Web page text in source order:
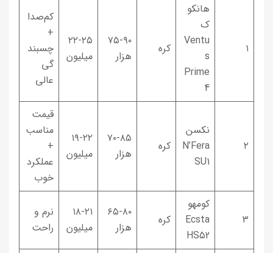
۱
هانکو
ک
Ventu
s
Prime
4
کره
۷۵-۹۰
هزار
۲۲-۲۵
میلیون
کم‌صدا
+
چسبند
گی
عالی
۲
نکسن
N’Fera
SU1
کره
۷۰-۸۵
هزار
۱۹-۲۲
میلیون
قیمت
مناسب
+
عملکرد
خوب
۳
کومهو
Ecsta
HS52
کره
۶۵-۸۰
هزار
۱۸-۲۱
میلیون
نرم و
راحت